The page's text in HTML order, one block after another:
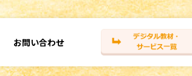
お問い合わせ